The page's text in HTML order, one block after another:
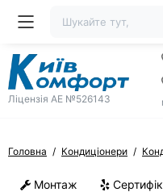
Ліцензія AE №526143
Головна Кондиціонери
Монтаж